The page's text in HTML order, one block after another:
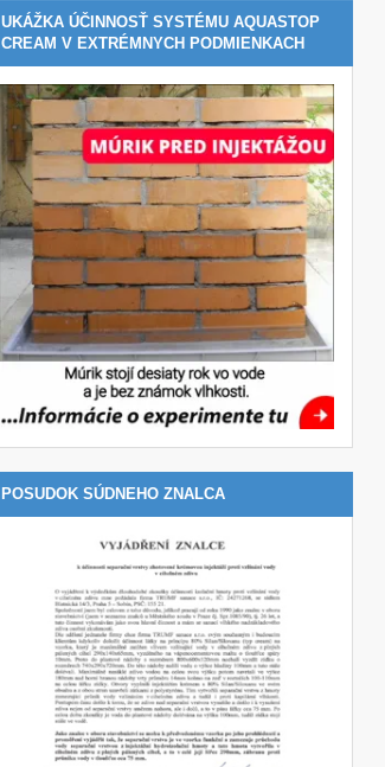
UKÁŽKA ÚČINNOSŤ SYSTÉMU AQUASTOP
CREAM V EXTRÉMNYCH PODMIENKACH
POSUDOK SÚDNEHO ZNALCA